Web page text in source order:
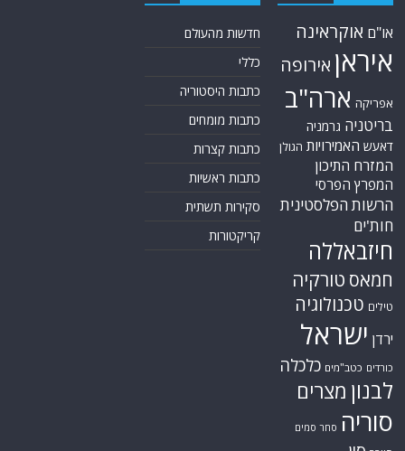
או"ם אוקראינה
איראן אירופה
אפריקה ארה"ב
בריטניה גרמניה
דאעש האמירויות הגולן
המזרח התיכון
המפרץ הפרסי
הרשות הפלסטינית
חות'ים
חיזבאללה
חמאס טורקיה
טילים טכנולוגיה
ירדן ישראל
כורדים כטב"מים כלכלה
לבנון מצרים
סוריה סחר סמים
חדשות מהעולם
כללי
כתבות היסטוריה
כתבות מומחים
כתבות קצרות
כתבות ראשיות
סקירות תשתית
קריקטורות